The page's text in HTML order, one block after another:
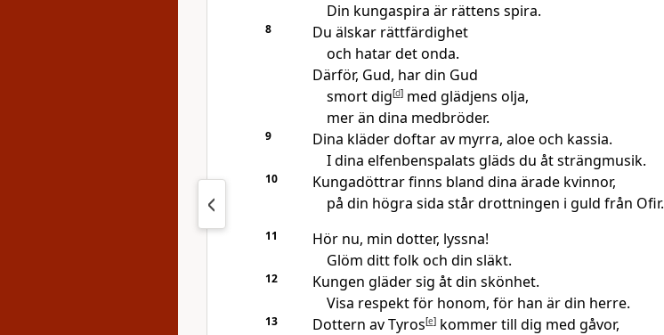
Din kungaspira är rättens spira.
8
Du älskar rättfärdighet
och hatar det onda.
Därför, Gud, har din Gud
smort dig[d]med glädjens olja,
mer än dina medbröder.
9
Dina kläder doftar av myrra, aloe och kassia.
I dina elfenbenspalats gläds du åt strängmusik.
10
Kungadöttrar finns bland dina ärade kvinnor,
på din högra sida står drottningen i guld från Ofir.
11
Hör nu, min dotter, lyssna!
Glöm ditt folk och din släkt.
12
Kungen gläder sig åt din skönhet.
Visa respekt för honom, för han är din herre.
13 Dottern av Tyros[e]kommer till dig med gåvor,